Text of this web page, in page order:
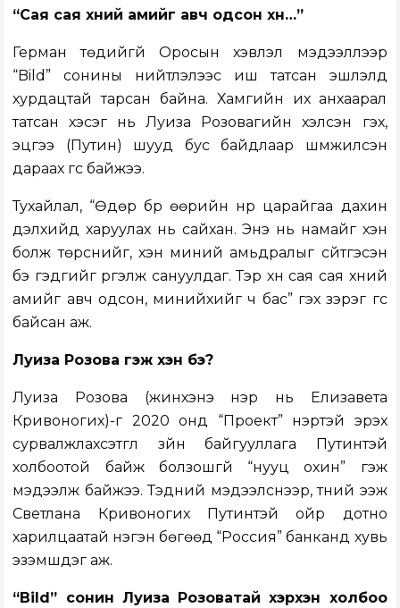
“Сая сая хүний амийг авч одсон хүн…”
Герман төдийгүй Оросын хэвлэл мэдээллээр
“Bild” сонины нийтлэлээс иш татсан эшлэлүүд
хурдацтай тарсан байна. Хамгийн их анхаарал
татсан хэсэг нь Луиза Розовагийн хэлсэн гэх,
эцгээ (Путин) шууд бус байдлаар шүүмжилсэн
дараах үгс байжээ.
Тухайлал, “Өдөр бүр өөрийн нүүр царайгаа дахин
дэлхийд харуулах нь сайхан. Энэ нь намайг хэн
болж төрснийг, хэн миний амьдралыг сүйтгэсэн
бэ гэдгийг үргэлж сануулдаг. Тэр хүн сая сая хүний
амийг авч одсон, минийхийг ч бас” гэх зэрэг үгс
байсан аж.
Луиза Розова гэж хэн бэ?
Луиза Розова (жинхэнэ нэр нь Елизавета
Кривоногих)-г 2020 онд “Проект” нэртэй эрэх
сурвалжлахсэтгүүл зүйн байгууллага Путинтэй
холбоотой байж болзошгүй “нууц охин” гэж
мэдээлж байжээ. Тэдний мэдээлснээр, түүний ээж
Светлана Кривоногих Путинтэй ойр дотно
харилцаатай нэгэн бөгөөд “Россия” банканд хувь
эзэмшдэг аж.
“Bild” сонин Луиза Розоватай хэрхэн холбоо